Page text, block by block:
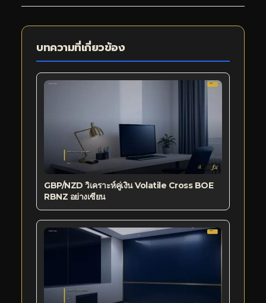
บทความที่เกี่ยวข้อง
GBP/NZD วิเคราะห์คู่เงิน Volatile Cross BOE
RBNZ อย่างเซียน